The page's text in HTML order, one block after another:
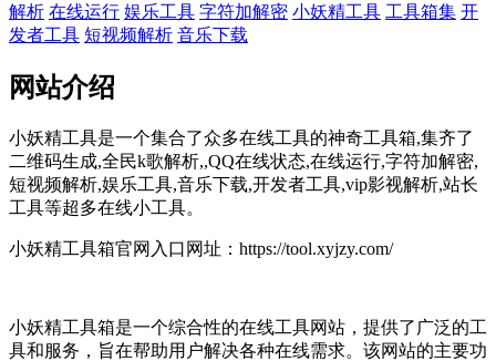
解析 在线运行 娱乐工具 字符加解密 小妖精工具 工具箱集 开
发者工具 短视频解析 音乐下载
网站介绍
小妖精工具是一个集合了众多在线工具的神奇工具箱,集齐了
二维码生成,全民k歌解析,,QQ在线状态,在线运行,字符加解密,
短视频解析,娱乐工具,音乐下载,开发者工具,vip影视解析,站长
工具等超多在线小工具。
小妖精工具箱官网入口网址：https://tool.xyjzy.com/
小妖精工具箱是一个综合性的在线工具网站，提供了广泛的工
具和服务，旨在帮助用户解决各种在线需求。该网站的主要功